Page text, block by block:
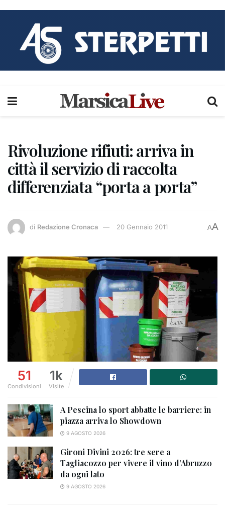
Rivoluzione rifiuti: arriva in
città il servizio di raccolta
differenziata “porta a porta”
di Redazione Cronaca 20 Gennaio 2011 AA
51
Condivisioni
1k
Visite
A Pescina lo sport abbatte le barriere: in
piazza arriva lo Showdown
9 AGOSTO 2026
Gironi Divini 2026: tre sere a
Tagliacozzo per vivere il vino d’Abruzzo
da ogni lato
9 AGOSTO 2026